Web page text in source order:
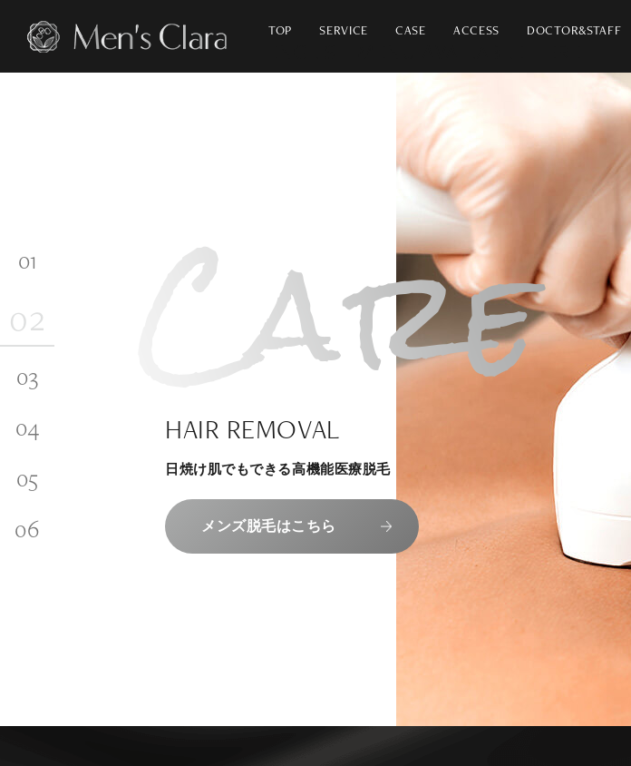
TOP SERVICE CASE ACCESS DOCTOR&STAFF
SIGNATURE TREATMENTS
リラックスできる落ち着いた空間で
HAIR REMOVAL
日焼け肌でもできる高機能医療脱毛
メンズ脱毛はこちら
SKINCARE-TRIAL
その人に合わせてオーダーメイドで
PHILOSOPHY
“男性”特化の美容
コンセプトはこちら
ナチュラル
内側から若々しく健康な身体へ
NAD+点滴はこちら
INVITATION
メンバーシップを、最高のギフトに。
メンバーシップのご案内